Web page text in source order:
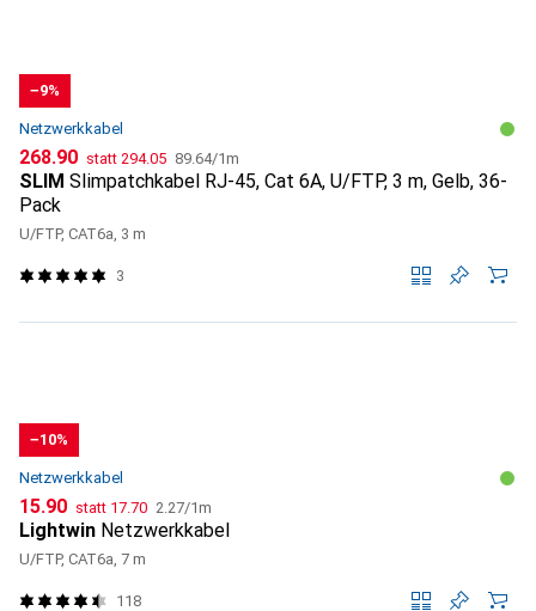
−9%
Netzwerkkabel
CHF
268.90 statt CHF
294.05 CHF
89.64/1m
SLIM Slimpatchkabel RJ-45, Cat 6A, U/FTP, 3 m, Gelb, 36-
Pack
U/FTP, CAT6a, 3 m
3
−10%
Netzwerkkabel
CHF
15.90 statt CHF
17.70 CHF
2.27/1m
Lightwin Netzwerkkabel
U/FTP, CAT6a, 7 m
118